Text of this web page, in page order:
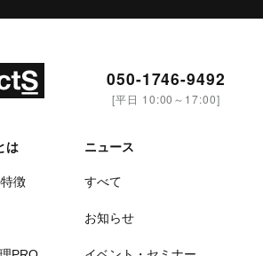
050-1746-9492
[平日 10:00～17:00]
は
徴
ニュース
すべて
お知らせ